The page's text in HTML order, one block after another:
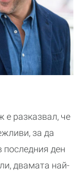
разказвал, че
за да
последния ден
двамата най-